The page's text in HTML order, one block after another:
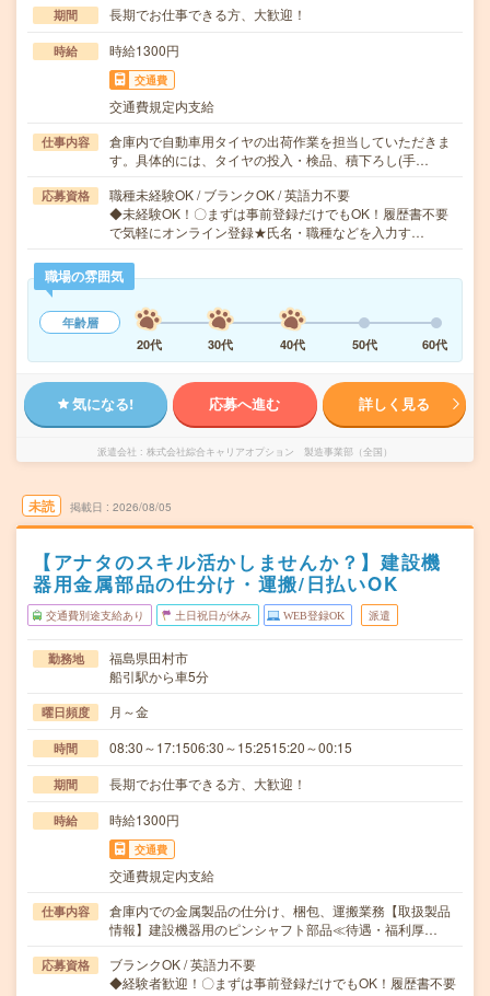
期間 長期でお仕事できる方、大歓迎！
時給 時給1300円
交通費
交通費規定内支給
仕事内容
倉庫内で自動車用タイヤの出荷作業を担当していただきま
す。具体的には、タイヤの投入・検品、積下ろし(手…
応募資格
職種未経験OK / ブランクOK / 英語力不要
◆未経験OK！〇まずは事前登録だけでもOK！履歴書不要
で気軽にオンライン登録★氏名・職種などを入力す…
職場の雰囲気
年齢層
20代
30代 40代 50代 60代
気になる! 応募へ進む 詳しく見る
派遣会社 株式会社綜合キャリアオプション 製造事業部（全国）
未読 掲載日 2026/08/05
【アナタのスキル活かしませんか？】建設機
器用金属部品の仕分け・運搬/日払いOK
交通費別途支給あり 土日祝日が休み WEB登録OK 派遣
勤務地
福島県田村市
船引駅から車5分
曜日頻度 月～金
時間 08:30～17:1506:30～15:2515:20～00:15
期間 長期でお仕事できる方、大歓迎！
時給 時給1300円
交通費
交通費規定内支給
仕事内容
倉庫内での金属製品の仕分け、梱包、運搬業務【取扱製品
情報】建設機器用のピンシャフト部品≪待遇・福利厚…
応募資格
ブランクOK / 英語力不要
◆経験者歓迎！〇まずは事前登録だけでもOK！履歴書不要